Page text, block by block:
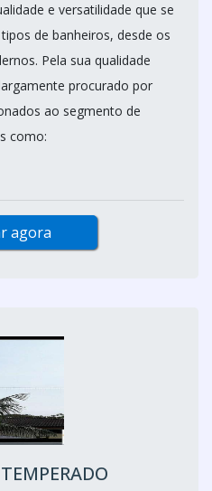
e versatilidade que se
de banheiros, desde os
Pela sua qualidade
procurado por
ao segmento de
como:
agora